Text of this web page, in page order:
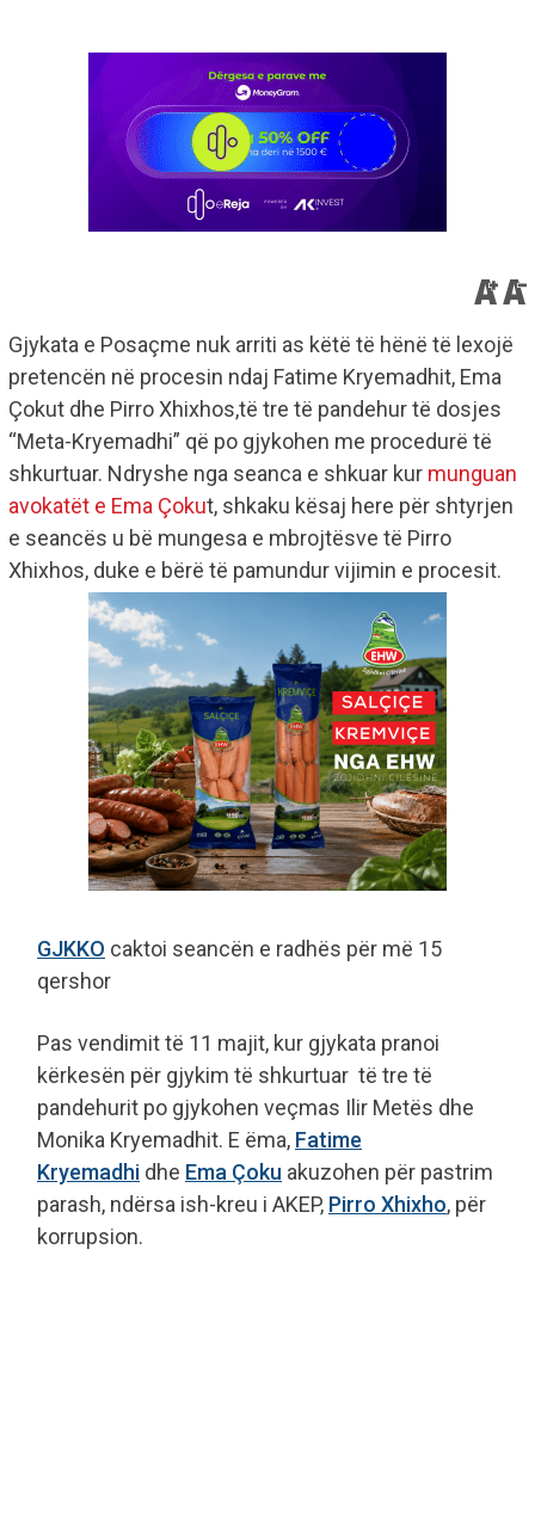
Gjykata e Posaçme nuk arriti as këtë të hënë të lexojë
pretencën në procesin ndaj Fatime Kryemadhit, Ema
Çokut dhe Pirro Xhixhos,të tre të pandehur të dosjes
“Meta-Kryemadhi” që po gjykohen me procedurë të
shkurtuar. Ndryshe nga seanca e shkuar kur munguan
avokatët e Ema Çokut, shkaku kësaj here për shtyrjen
e seancës u bë mungesa e mbrojtësve të Pirro
Xhixhos, duke e bërë të pamundur vijimin e procesit.
GJKKO caktoi seancën e radhës për më 15
qershor
Pas vendimit të 11 majit, kur gjykata pranoi
kërkesën për gjykim të shkurtuar të tre të
pandehurit po gjykohen veçmas Ilir Metës dhe
Monika Kryemadhit. E ëma, Fatime
Kryemadhi dhe Ema Çoku akuzohen për pastrim
parash, ndërsa ish-kreu i AKEP, Pirro Xhixho, për
korrupsion.